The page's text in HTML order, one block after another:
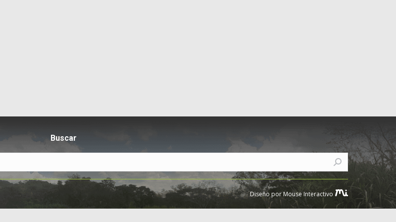
Buscar
Diseño por Mouse Interactivo